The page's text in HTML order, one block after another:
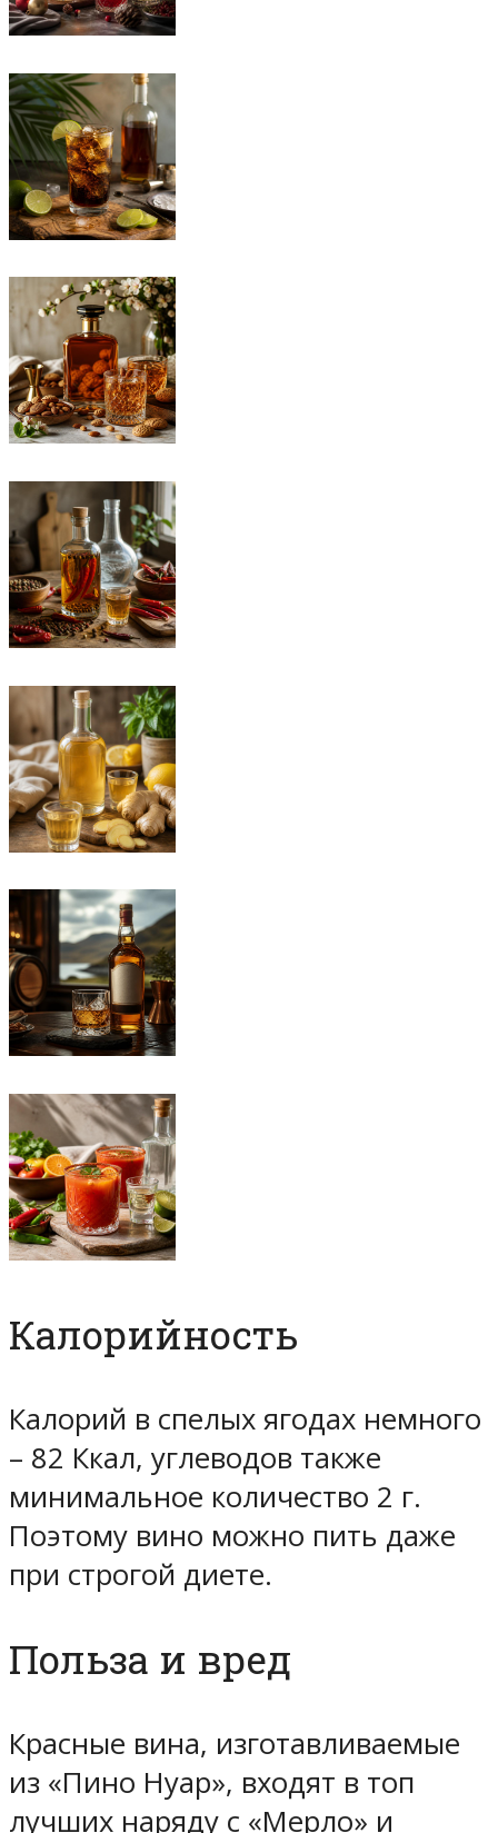
Калорийность
Калорий в спелых ягодах немного
– 82 Ккал, углеводов также
минимальное количество 2 г.
Поэтому вино можно пить даже
при строгой диете.
Польза и вред
Красные вина, изготавливаемые
из «Пино Нуар», входят в топ
лучших наряду с «Мерло» и